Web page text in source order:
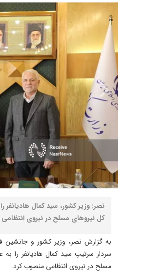
نصر: وزیر کشور، سید کمال
کل نیروهای مسلح در نیروی
به گزارش نصر، وزیر کشور و جانشین
سردار سرتیپ سید کمال هادیانفر را
مسلح در نیروی انتظامی منصوب کرد.